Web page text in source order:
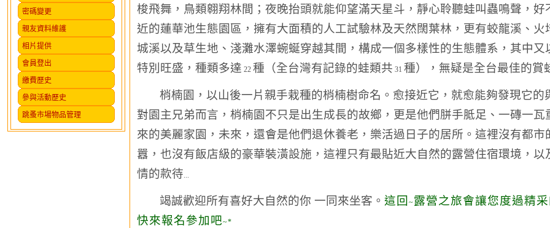
密碼變更
親友資料維護
相片提供
會員登出
繳費歷史
參與活動歷史
跳蚤市場物品管理
梭飛舞，鳥類翱翔林間；夜晚抬頭就能仰望滿天星斗，靜心聆聽蛙叫蟲鳴聲，好
近的蓮華池生態園區，擁有大面積的人工試驗林及天然闊葉林，更有蛟龍溪、火
城溪以及草生地、淺灘水澤蜿蜒穿越其間，構成一個多樣性的生態體系，其中又
特別旺盛，種類多達 22 種（全台灣有記錄的蛙類共 31 種），無疑是全台最佳的賞
梢楠園，以山後一片親手栽種的梢楠樹命名。愈接近它，就愈能夠發現它的
對園主兄弟而言，梢楠園不只是出生成長的故鄉，更是他們胼手胝足、一磚一瓦
來的美麗家園，未來，還會是他們退休養老，樂活過日子的居所。這裡沒有都市
囂，也沒有飯店級的豪華裝潢設施，這裡只有最貼近大自然的露營住宿環境，以
情的款待...
竭誠歡迎所有喜好大自然的你 一同來坐客。這回~ 露營之旅會讓您度過精
快來報名參加吧~*